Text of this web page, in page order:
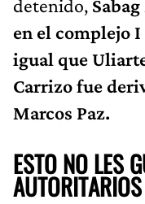
detenido,
en el complejo I
igual que
Carrizo fue
Marcos Paz.
ESTO NO LES
AUTORITARIOS